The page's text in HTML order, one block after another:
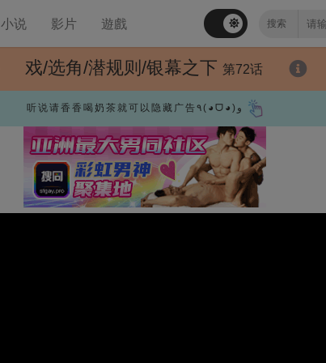
小说 影片 遊戲
戏/选角/潜规则/银幕之下 第72话